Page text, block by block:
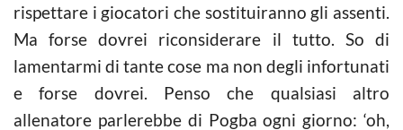
rispettare i giocatori che sostituiranno gli assenti.
Ma forse dovrei riconsiderare il tutto. So di
lamentarmi di tante cose ma non degli infortunati
e forse dovrei. Penso che qualsiasi altro
allenatore parlerebbe di Pogba ogni giorno: ‘oh,